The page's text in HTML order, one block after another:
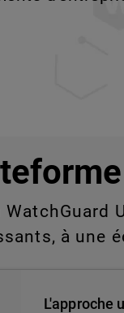
que
à grande
à une
L'approche